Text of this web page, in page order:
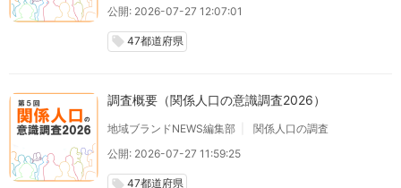
公開: 2026-07-27 12:07:01
local_offer 47都道府県
調査概要（関係人口の意識調査2026）
地域ブランドNEWS編集部
関係人口の調査
公開: 2026-07-27 11:59:25
local_offer 47都道府県